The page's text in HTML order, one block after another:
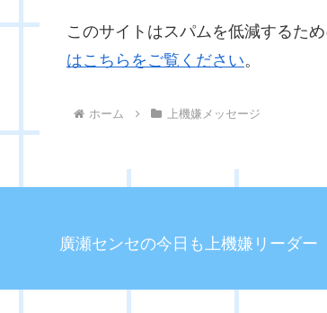
このサイトはスパムを低減するた
はこちらをご覧ください。
ホーム 上機嫌メッセージ
廣瀬センセの今日も上機嫌リーダー